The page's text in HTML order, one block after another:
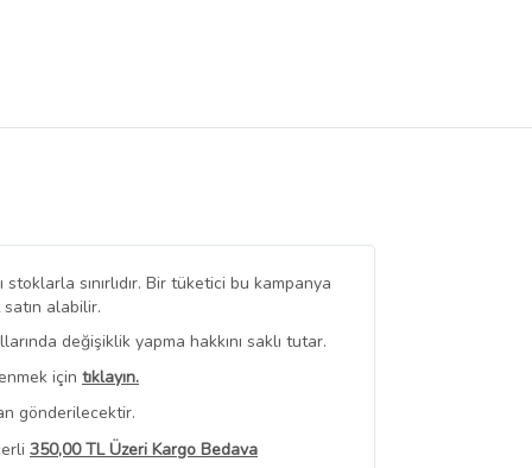
stoklarla sınırlıdır. Bir tüketici bu kampanya
alabilir.
değişiklik yapma hakkını saklı tutar.
için tıklayın.
gönderilecektir.
350,00 TL Üzeri Kargo Bedava